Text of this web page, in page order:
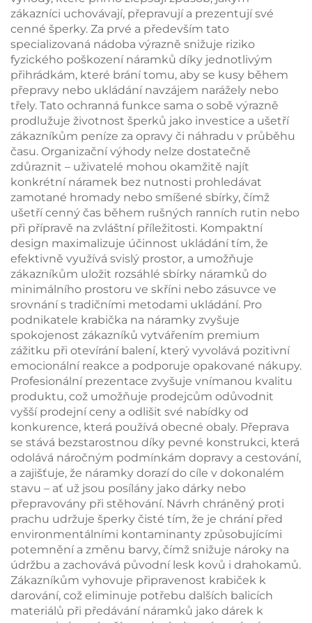
pro balení šperků
taštička
zákazníci uchovávají, přepravují a prezentují své
cenné šperky. Za prvé a především tato
specializovaná nádoba výrazně snižuje riziko
fyzického poškození náramků díky jednotlivým
přihrádkám, které brání tomu, aby se kusy během
přepravy nebo ukládání navzájem narážely nebo
třely. Tato ochranná funkce sama o sobě výrazně
prodlužuje životnost šperků jako investice a ušetří
zákazníkům peníze za opravy či náhradu v průběhu
času. Organizační výhody nelze dostatečně
zdůraznit – uživatelé mohou okamžitě najít
konkrétní náramek bez nutnosti prohledávat
zamotané hromady nebo smíšené sbírky, čímž
ušetří cenný čas během rušných ranních rutin nebo
při přípravě na zvláštní příležitosti. Kompaktní
design maximalizuje účinnost ukládání tím, že
efektivně využívá svislý prostor, a umožňuje
zákazníkům uložit rozsáhlé sbírky náramků do
minimálního prostoru ve skříni nebo zásuvce ve
srovnání s tradičními metodami ukládání. Pro
podnikatele krabička na náramky zvyšuje
spokojenost zákazníků vytvářením premium
zážitku při otevírání balení, který vyvolává pozitivní
emocionální reakce a podporuje opakované nákupy.
Profesionální prezentace zvyšuje vnímanou kvalitu
produktu, což umožňuje prodejcům odůvodnit
vyšší prodejní ceny a odlišit své nabídky od
konkurence, která používá obecné obaly. Přeprava
se stává bezstarostnou díky pevné konstrukci, která
odolává náročným podmínkám dopravy a cestování,
a zajišťuje, že náramky dorazí do cíle v dokonalém
stavu – ať už jsou posílány jako dárky nebo
přepravovány při stěhování. Návrh chráněný proti
prachu udržuje šperky čisté tím, že je chrání před
environmentálními kontaminanty způsobujícími
potemnění a změnu barvy, čímž snižuje nároky na
údržbu a zachovává původní lesk kovů i drahokamů.
Zákazníkům vyhovuje připravenost krabiček k
darování, což eliminuje potřebu dalších balicích
materiálů při předávání náramků jako dárek k